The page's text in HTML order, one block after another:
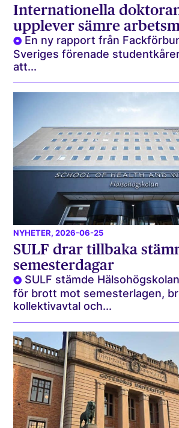
Internationella
upplever sämre
En ny rapport från
Sveriges förenade
att...
NYHETER, 2026-06-25
SULF drar tillbaka
semesterdagar
SULF stämde
för brott mot semesterlagen,
kollektivavtal och...